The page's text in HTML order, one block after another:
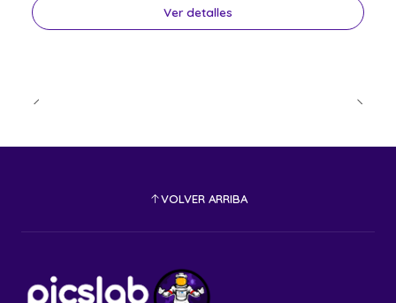
Ver detalles
VOLVER ARRIBA